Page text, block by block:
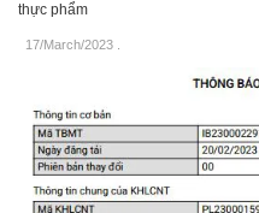
thực phẩm
17/March/2023 .